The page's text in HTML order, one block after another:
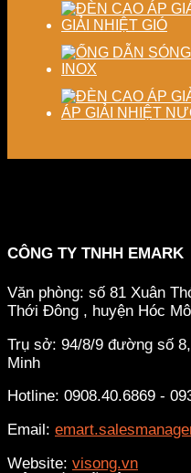
GIẢI NHIỆT GIÓ
INOX
ÁP GIẢI NHIỆT
CÔNG TY TNHH EMARK
Văn phòng: số 81 Xuân
Thới Đông , huyện Hóc
Trụ sở: 94/8/9 đường số
Minh
Hotline: 0908.40.6869 -
Email:
Website: visong.vn